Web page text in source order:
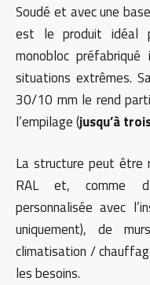
Soudé et avec une
est le produit idéal
monobloc
situations extrêmes.
30/10 mm le rend
l’empilage (jusqu’à
La structure peut être
RAL et, comme
personnalisée avec
uniquement), de
climatisation /
les besoins.